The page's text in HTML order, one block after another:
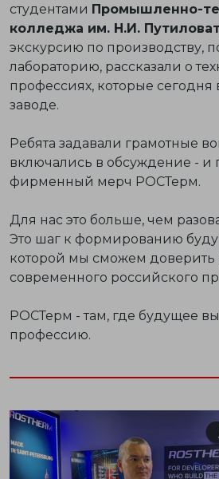
студентами Промышленно-
колледжа им. Н.И.
экскурсию по производству,
лабораторию, рассказали о
профессиях, которые сегодня
заводе.
Ребята задавали грамотные
включались в обсуждение - и
фирменный мерч РОСТерм.
Для нас это больше, чем
Это шаг к формированию
которой мы сможем доверить
современного российского
РОСТерм - там, где будущее
профессию.